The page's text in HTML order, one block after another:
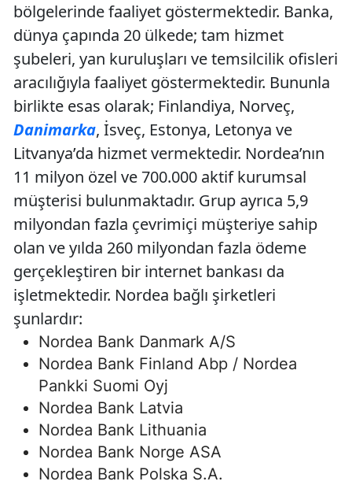
bölgelerinde faaliyet göstermektedir. Banka,
dünya çapında 20 ülkede; tam hizmet
şubeleri, yan kuruluşları ve temsilcilik ofisleri
aracılığıyla faaliyet göstermektedir. Bununla
birlikte esas olarak; Finlandiya, Norveç,
Danimarka, İsveç, Estonya, Letonya ve
Litvanya’da hizmet vermektedir. Nordea’nın
11 milyon özel ve 700.000 aktif kurumsal
müşterisi bulunmaktadır. Grup ayrıca 5,9
milyondan fazla çevrimiçi müşteriye sahip
olan ve yılda 260 milyondan fazla ödeme
gerçekleştiren bir internet bankası da
işletmektedir. Nordea bağlı şirketleri
şunlardır:
Nordea Bank Danmark A/S
Nordea Bank Finland Abp / Nordea
Pankki Suomi Oyj
Nordea Bank Latvia
Nordea Bank Lithuania
Nordea Bank Norge ASA
Nordea Bank Polska S.A.